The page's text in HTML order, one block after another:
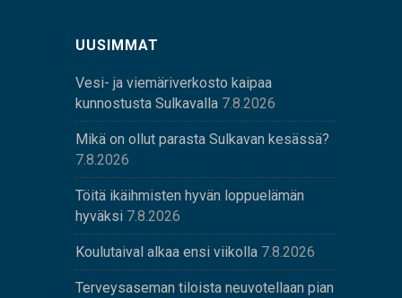
UUSIMMAT
Vesi- ja viemäriverkosto kaipaa
kunnostusta Sulkavalla 7.8.2026
Mikä on ollut parasta Sulkavan kesässä?
7.8.2026
Töitä ikäihmisten hyvän loppuelämän
hyväksi 7.8.2026
Koulutaival alkaa ensi viikolla 7.8.2026
Terveysaseman tiloista neuvotellaan pian